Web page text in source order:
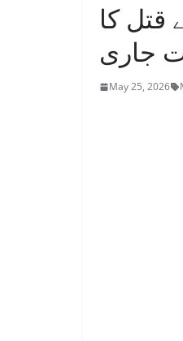
قتل کا
جاری
May 25, 2026